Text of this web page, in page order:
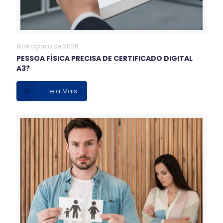
8 de agosto de 2026
PESSOA FÍSICA PRECISA DE CERTIFICADO DIGITAL
A3?
Leia Mais